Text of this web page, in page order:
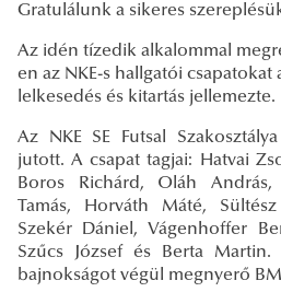
Gratulálunk a sikeres
Az idén tízedik alkalommal
en az NKE-s hallgatói csapatokat
lelkesedés és kitartás jellemezte.
Az NKE SE Futsal
jutott. A csapat tagjai: Hatvai
Boros Richárd, Oláh András,
Tamás, Horváth Máté,
Szekér Dániel, Vágenhoffer
Szűcs József és Berta
bajnokságot végül megnyerő